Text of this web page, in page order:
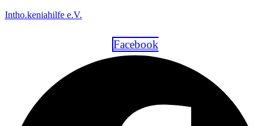
Intho.keniahilfe e.V.
Facebook